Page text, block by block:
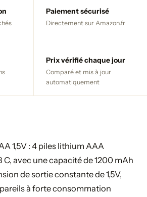
Paiement sécurisé
Directement sur Amazon.fr
Prix vérifié chaque jour
Comparé et mis à jour
automatiquement
1,5V : 4 piles lithium AAA
C, avec une capacité de 1200 mAh
de sortie constante de 1,5V,
à forte consommation